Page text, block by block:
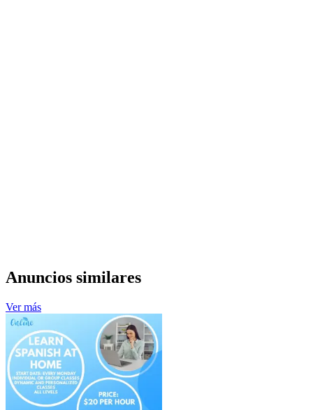
Anuncios similares
Ver más